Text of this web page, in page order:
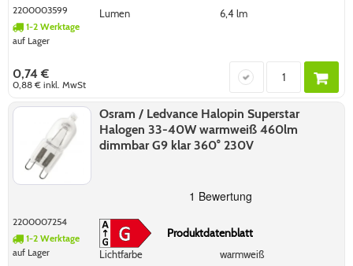
2200003599
1-2 Werktage
auf Lager
Lumen 6,4 lm
0,74 €
0,88 €inkl. MwSt
Osram / Ledvance Halopin Superstar
Halogen 33-40W warmweiß 460lm
dimmbar G9 klar 360° 230V
2200007254
1-2 Werktage
auf Lager
Produktdatenblatt
Lichtfarbe warmweiß